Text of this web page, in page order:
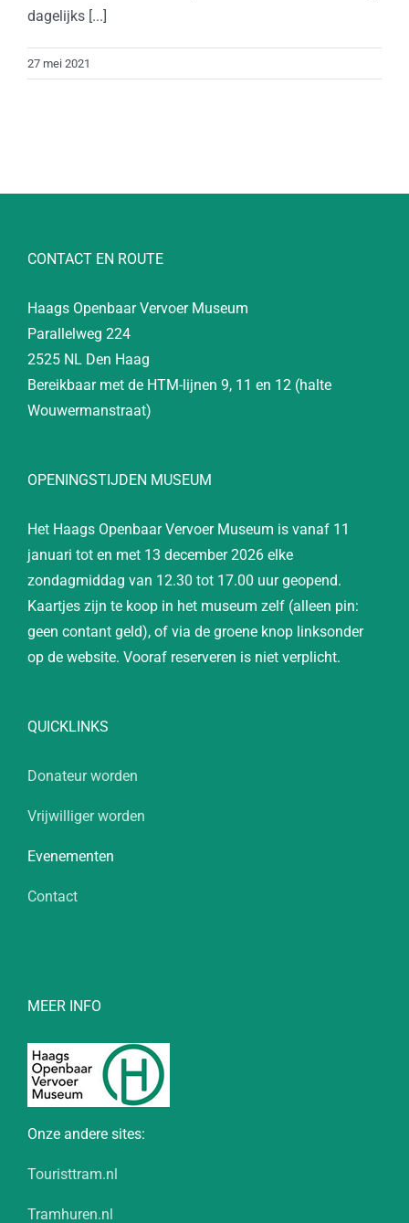
dagelijks [...]
27 mei 2021
CONTACT EN ROUTE
Haags Openbaar Vervoer Museum
Parallelweg 224
2525 NL Den Haag
Bereikbaar met de HTM-lijnen 9, 11 en 12 (halte
Wouwermanstraat)
OPENINGSTIJDEN MUSEUM
Het Haags Openbaar Vervoer Museum is vanaf 11
januari tot en met 13 december 2026 elke
zondagmiddag van 12.30 tot 17.00 uur geopend.
Kaartjes zijn te koop in het museum zelf (alleen pin:
geen contant geld), of via de groene knop linksonder
op de website. Vooraf reserveren is niet verplicht.
QUICKLINKS
Donateur worden
Vrijwilliger worden
Evenementen
Contact
MEER INFO
Onze andere sites:
Touristtram.nl
Tramhuren.nl